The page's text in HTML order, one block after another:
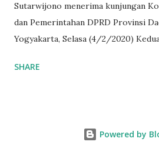
Sutarwijono menerima kunjungan
dan Pemerintahan DPRD Provinsi
Yogyakarta, Selasa (4/2/2020)
memperkuat Demokrasi Pancasila.
Peneleh. Juga, rumah peninggalan
SHARE
Powered by